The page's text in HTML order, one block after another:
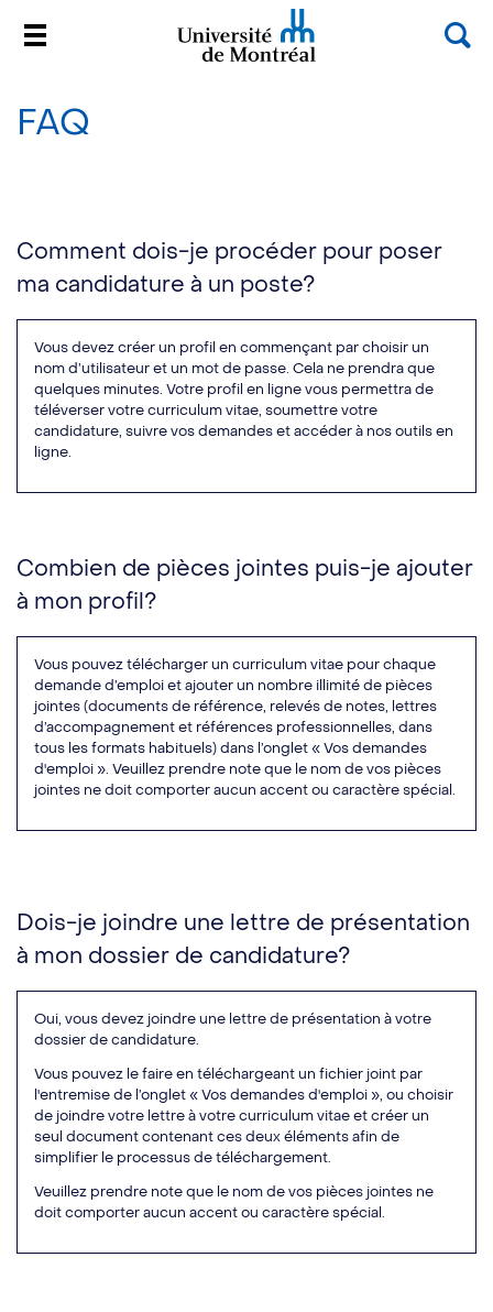
contenu
FAQ
Comment dois-je procéder pour poser
ma candidature à un poste?
Vous devez créer un profil en commençant par choisir un
nom d’utilisateur et un mot de passe. Cela ne prendra que
quelques minutes. Votre profil en ligne vous permettra de
téléverser votre curriculum vitae, soumettre votre
candidature, suivre vos demandes et accéder à nos outils en
ligne.
Combien de pièces jointes puis-je ajouter
à mon profil?
Vous pouvez télécharger un curriculum vitae pour chaque
demande d’emploi et ajouter un nombre illimité de pièces
jointes (documents de référence, relevés de notes, lettres
d’accompagnement et références professionnelles, dans
tous les formats habituels) dans l’onglet « Vos demandes
d'emploi ». Veuillez prendre note que le nom de vos pièces
jointes ne doit comporter aucun accent ou caractère spécial.
Dois-je joindre une lettre de présentation
à mon dossier de candidature?
Oui, vous devez joindre une lettre de présentation à votre
dossier de candidature.
Vous pouvez le faire en téléchargeant un fichier joint par
l'entremise de l’onglet « Vos demandes d'emploi », ou choisir
de joindre votre lettre à votre curriculum vitae et créer un
seul document contenant ces deux éléments afin de
simplifier le processus de téléchargement.
Veuillez prendre note que le nom de vos pièces jointes ne
doit comporter aucun accent ou caractère spécial.​